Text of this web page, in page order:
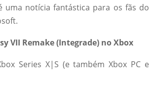
uma notícia fantástica para os fãs do
VII Remake (Integrade) no Xbox
Series X|S (e também Xbox PC e